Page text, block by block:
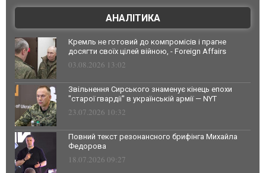
АНАЛІТИКА
Кремль не готовий до компромісів і прагне
досягти своїх цілей війною, - Foreign Affairs
03.08.2026 13:02
Звільнення Сирського знаменує кінець епохи
"старої гвардії" в українській армії — NYT
23.07.2026 10:32
Повний текст резонансного брифінга Михайла
Федорова
18.07.2026 09:27